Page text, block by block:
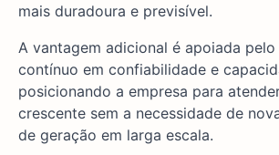
mais duradoura e previsível.
A vantagem adicional é apoiada
contínuo em confiabilidade e
posicionando a empresa para
crescente sem a necessidade de
de geração em larga escala.